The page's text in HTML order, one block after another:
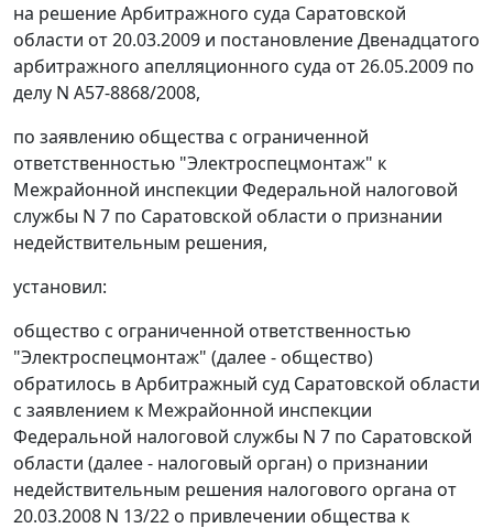
на решение Арбитражного суда Саратовской
области от 20.03.2009 и постановление Двенадцатого
арбитражного апелляционного суда от 26.05.2009 по
делу N А57-8868/2008,
по заявлению общества с ограниченной
ответственностью "Электроспецмонтаж" к
Межрайонной инспекции Федеральной налоговой
службы N 7 по Саратовской области о признании
недействительным решения,
установил:
общество с ограниченной ответственностью
"Электроспецмонтаж" (далее - общество)
обратилось в Арбитражный суд Саратовской области
с заявлением к Межрайонной инспекции
Федеральной налоговой службы N 7 по Саратовской
области (далее - налоговый орган) о признании
недействительным решения налогового органа от
20.03.2008 N 13/22 о привлечении общества к